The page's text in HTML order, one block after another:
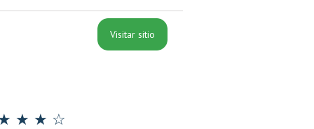
★ ★ ☆
Visitar sitio